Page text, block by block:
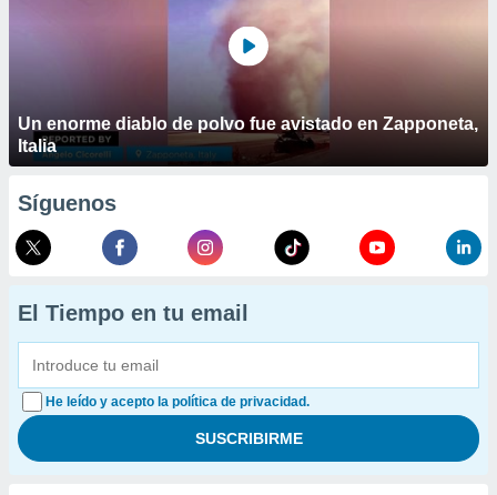
Un enorme diablo de polvo fue avistado en Zapponeta,
Italia
Síguenos
El Tiempo en tu email
He leído y acepto la política de privacidad.